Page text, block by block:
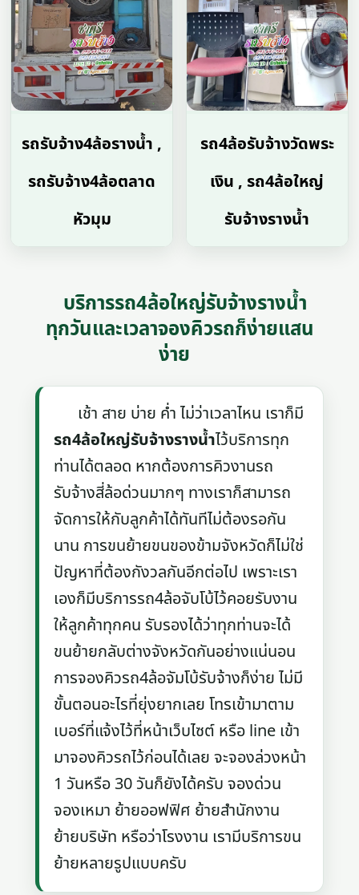
รถรับจ้าง4ล้อรางน้ำ ,
รถรับจ้าง4ล้อตลาด
หัวมุม
รถ4ล้อรับจ้างวัดพระ
เงิน , รถ4ล้อใหญ่
รับจ้างรางน้ำ
บริการรถ4ล้อใหญ่รับจ้างรางน้ำ
ทุกวันและเวลาจองคิวรถก็ง่ายแสน
ง่าย
เช้า สาย บ่าย ค่ำ ไม่ว่าเวลาไหน เราก็มี
รถ4ล้อใหญ่รับจ้างรางน้ำไว้บริการทุก
ท่านได้ตลอด หากต้องการคิวงานรถ
รับจ้างสี่ล้อด่วนมากๆ ทางเราก็สามารถ
จัดการให้กับลูกค้าได้ทันทีไม่ต้องรอกัน
นาน การขนย้ายขนของข้ามจังหวัดก็ไม่ใช่
ปัญหาที่ต้องกังวลกันอีกต่อไป เพราะเรา
เองก็มีบริการรถ4ล้อจับโบ้ไว้คอยรับงาน
ให้ลูกค้าทุกคน รับรองได้ว่าทุกท่านจะได้
ขนย้ายกลับต่างจังหวัดกันอย่างแน่นอน
การจองคิวรถ4ล้อจัมโบ้รับจ้างก็ง่าย ไม่มี
ขั้นตอนอะไรที่ยุ่งยากเลย โทรเข้ามาตาม
เบอร์ที่แจ้งไว้ที่หน้าเว็บไซต์ หรือ line เข้า
มาจองคิวรถไว้ก่อนได้เลย จะจองล่วงหน้า
1 วันหรือ 30 วันก็ยังได้ครับ จองด่วน
จองเหมา ย้ายออฟฟิศ ย้ายสำนักงาน
ย้ายบริษัท หรือว่าโรงงาน เรามีบริการขน
ย้ายหลายรูปแบบครับ